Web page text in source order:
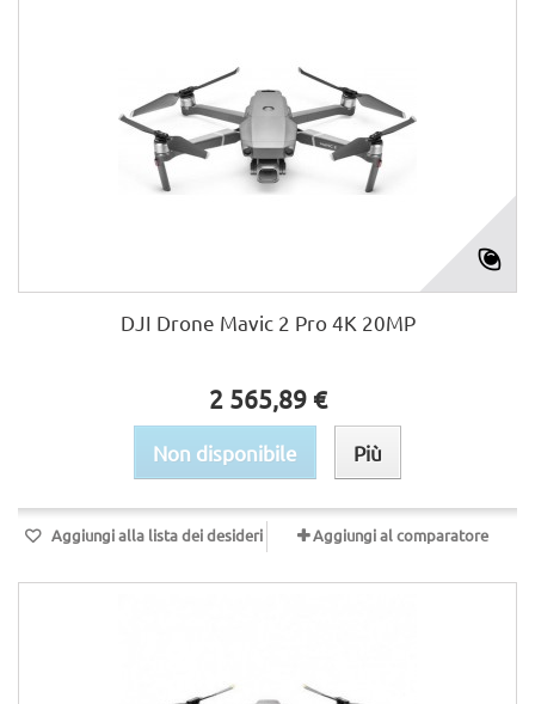
DJI Drone Mavic 2 Pro 4K 20MP
2 565,89 €
Non disponibile Più
Aggiungi alla lista dei desideri Aggiungi al comparatore